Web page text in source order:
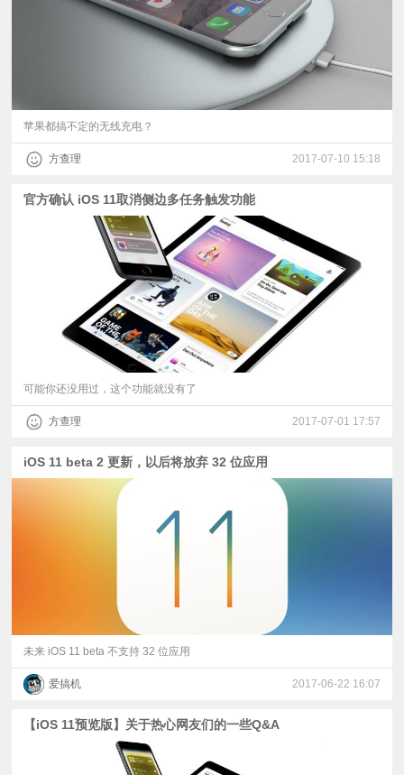
苹果都搞不定的无线充电？
方查理 2017-07-10 15:18
官方确认 iOS 11取消侧边多任务触发功能
可能你还没用过，这个功能就没有了
方查理 2017-07-01 17:57
iOS 11 beta 2 更新，以后将放弃 32 位应用
未来 iOS 11 beta 不支持 32 位应用
爱搞机 2017-06-22 16:07
【iOS 11预览版】关于热心网友们的一些Q&A